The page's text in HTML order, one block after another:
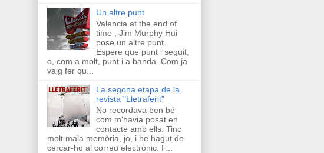
Un altre punt
Valencia at the end of
time , Jim Murphy Hui
pose un altre punt.
Espere que punt i seguit,
o, com a molt, punt i a banda. Com ja
vaig fer qu...
La segona etapa de la
revista "Lletraferit"
No recordava ben bé
com m'havia posat en
contacte amb ells. Tinc
molt mala memòria, jo, i he hagut de
cercar-ho al correu electrònic. F...